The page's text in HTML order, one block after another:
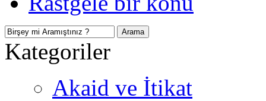
Kategoriler
Akaid ve İtikat